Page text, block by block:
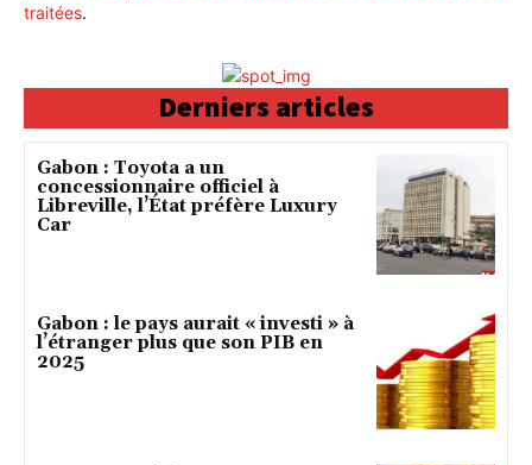
traitées.
Derniers articles
Gabon : Toyota a un
concessionnaire officiel à
Libreville, l’État préfère Luxury
Car
Gabon : le pays aurait « investi » à
l’étranger plus que son PIB en
2025